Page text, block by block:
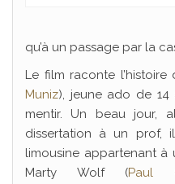
qu’à un passage par la
Le film raconte
Muniz), jeune ado de
mentir. Un beau jour,
dissertation à un prof,
limousine appartenant à
Marty Wolf (Paul